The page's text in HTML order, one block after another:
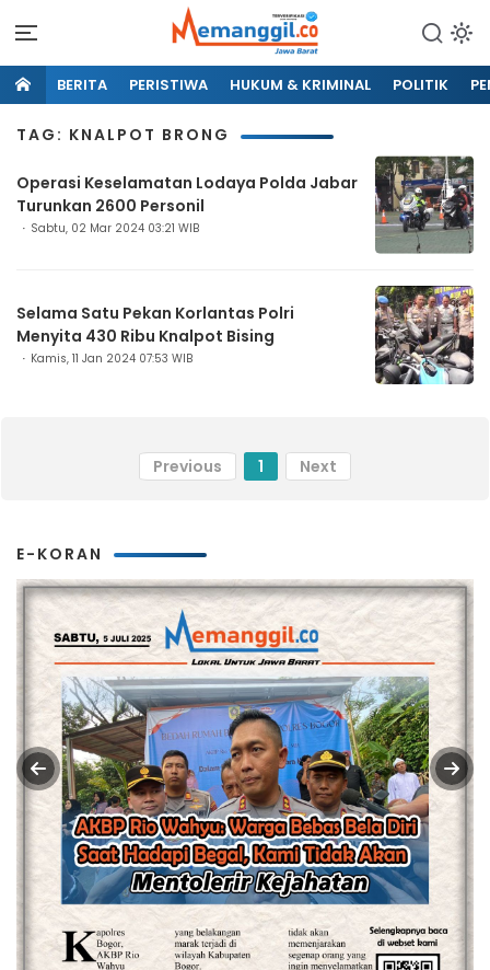
BERITA PERISTIWA HUKUM & KRIMINAL POLITIK
TAG: KNALPOT BRONG
Operasi Keselamatan Lodaya Polda Jabar
Turunkan 2600 Personil
Sabtu, 02 Mar 2024 03:21 WIB
Selama Satu Pekan Korlantas Polri
Menyita 430 Ribu Knalpot Bising
Kamis, 11 Jan 2024 07:53 WIB
Previous 1 Next
E-KORAN